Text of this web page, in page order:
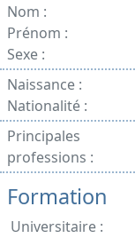
Nom :
Prénom :
Sexe :
Naissance :
Nationalité :
Principales
professions :
Formation
Universitaire :